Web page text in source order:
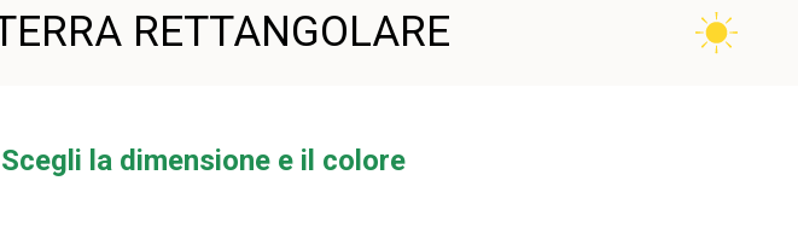
RETTANGOLARE
Scegli la dimensione e il colore